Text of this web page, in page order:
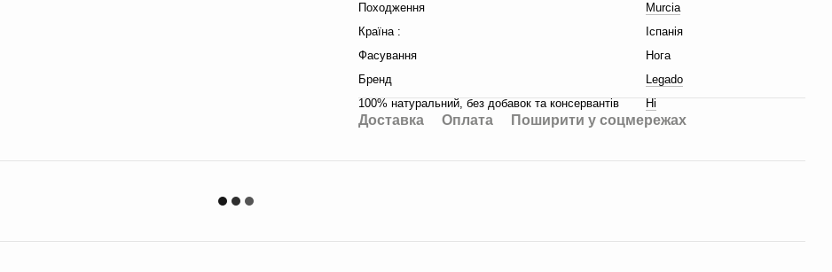
Походження
Murcia
Країна :
Іспанія
Фасування
Нога
Бренд
Legado
100% натуральний, без добавок та консервантів
Ні
Доставка Оплата Поширити у соцмережах